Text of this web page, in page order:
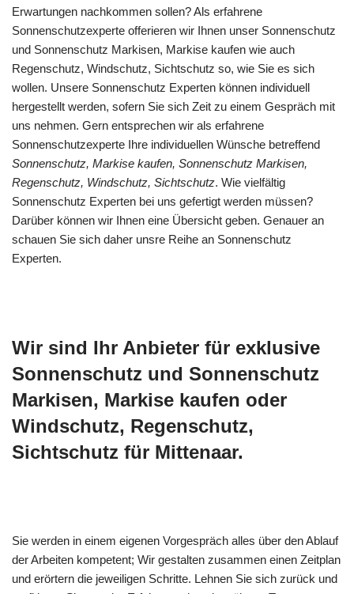
Erwartungen nachkommen sollen? Als erfahrene
Sonnenschutzexperte offerieren wir Ihnen unser Sonnenschutz
und Sonnenschutz Markisen, Markise kaufen wie auch
Regenschutz, Windschutz, Sichtschutz so, wie Sie es sich
wollen. Unsere Sonnenschutz Experten können individuell
hergestellt werden, sofern Sie sich Zeit zu einem Gespräch mit
uns nehmen. Gern entsprechen wir als erfahrene
Sonnenschutzexperte Ihre individuellen Wünsche betreffend
Sonnenschutz, Markise kaufen, Sonnenschutz Markisen,
Regenschutz, Windschutz, Sichtschutz. Wie vielfältig
Sonnenschutz Experten bei uns gefertigt werden müssen?
Darüber können wir Ihnen eine Übersicht geben. Genauer an
schauen Sie sich daher unsre Reihe an Sonnenschutz
Experten.
Wir sind Ihr Anbieter für exklusive
Sonnenschutz und Sonnenschutz
Markisen, Markise kaufen oder
Windschutz, Regenschutz,
Sichtschutz für Mittenaar.
Sie werden in einem eigenen Vorgespräch alles über den Ablauf
der Arbeiten kompetent; Wir gestalten zusammen einen Zeitplan
und erörtern die jeweiligen Schritte. Lehnen Sie sich zurück und